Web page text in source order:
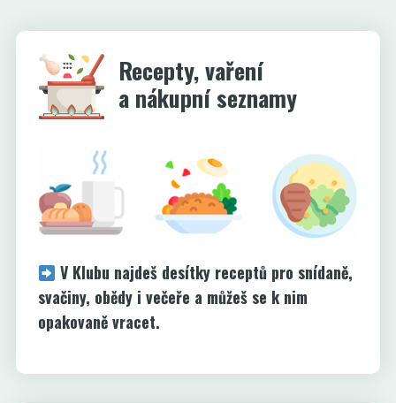
Recepty, vaření
a nákupní seznamy
V Klubu najdeš desítky receptů pro snídaně,
svačiny, obědy i večeře a můžeš se k nim
opakovaně vracet.